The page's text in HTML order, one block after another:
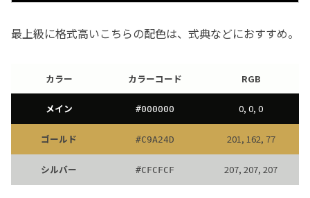
最上級に格式高いこちらの配色は、式典などにおすすめ。
カラー カラーコード RGB
メイン #000000 0, 0, 0
ゴールド #C9A24D 201, 162, 77
シルバー #CFCFCF 207, 207, 207